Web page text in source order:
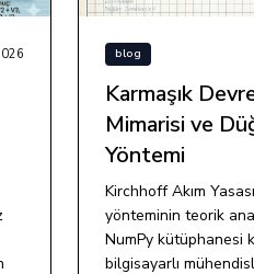
blog
Karmaşık
Mimarisi ve
Yöntemi
Kirchhoff Akım
yönteminin teorik
NumPy kütüphanesi
bilgisayarlı